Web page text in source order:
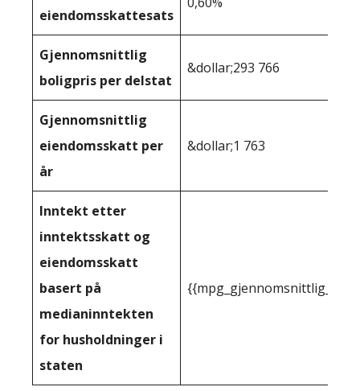
eiendomsskattesats
Gjennomsnittlig
boligpris per delstat
&dollar;293 766
Gjennomsnittlig
eiendomsskatt per
år
&dollar;1 763
Inntekt etter
inntektsskatt og
eiendomsskatt
basert på
medianinntekten
for husholdninger i
staten